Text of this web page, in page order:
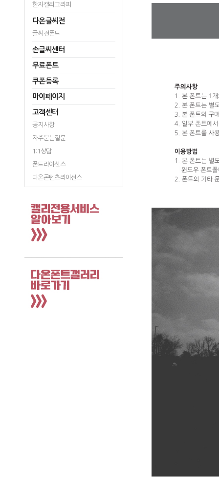
한자캘리그라피
다온글씨전
글씨전폰트
손글씨센터
무료폰트
쿠폰등록
마이페이지
고객센터
공지사항
자주묻는질문
1:1상담
폰트라이선스
다온콘텐츠라이선스